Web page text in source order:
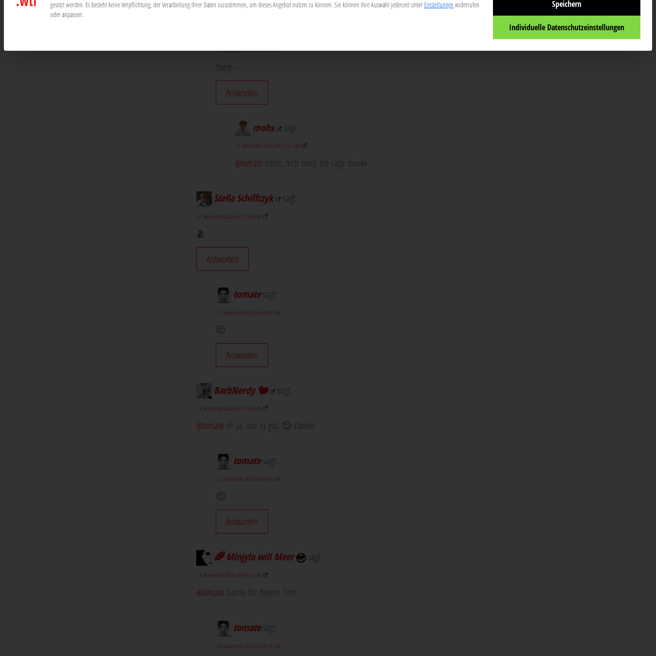
12. November 2025 um 23:51 Uhr
Sor­ry -.-
Antworten
mohs sagt:
12. November 2025 um 23:52 Uhr
@tomate nene, nich sor­ry. Ich sage danke.
Stella Schiffczyk sagt:
12. November 2025 um 23:44 Uhr
🫂
Antworten
tomatesagt:
14. November 2025 um 09:15 Uhr
😔
Antworten
BarbNerdy 🐿️ sagt:
13. November 2025 um 10:05 Uhr
@tomate oh ja, nur zu gut. 😌 Danke
tomatesagt:
14. November 2025 um 09:15 Uhr
😔
Antworten
🌈 Minjyla will Meer sagt:
13. November 2025 um 20:41 Uhr
@tomate Dan­ke für die­sen Text.
tomatesagt:
14. November 2025 um 09:15 Uhr
gesetzt werden. Es besteht keine Verpflichtung, der Verarbeitung Ihrer Daten zuzustimmen, um dieses Angebot nutzen zu können. Sie können Ihre Auswahl jederzeit unter Einstellungen widerrufen
oder anpassen.
Speichern
Individuelle Datenschutzeinstellungen